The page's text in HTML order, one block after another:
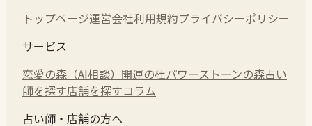
トップページ運営会社利用規約プライバシーポリシー
サービス
恋愛の森（AI相談） 開運の杜パワーストーンの森占い
師を探す店舗を探すコラム
占い師・店舗の方へ